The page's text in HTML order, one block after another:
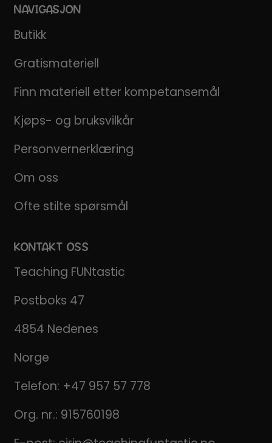
NAVIGASJON
Butikk
Gratismateriell
Finn materiell etter kompetansemål
Kjøps- og bruksvilkår
Personvernerklæring
Om oss
Ofte stilte spørsmål
KONTAKT OSS
Teaching FUNtastic
Postboks 47
4854 Nedenes
Norge
Telefon: +47 957 57 778
Org. nr.: 915760198